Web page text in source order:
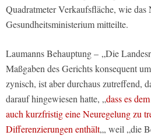
Quadratmeter Verkaufsfläche, wie das
Gesundheitsministerium mitteilte.
Laumanns Behauptung – „Die
Maßgaben des Gerichts konsequent
zynisch, ist aber durchaus zutreffend,
darauf hingewiesen hatte, „dass es
auch kurzfristig eine Neuregelung zu
Differenzierungen enthält„, weil „die